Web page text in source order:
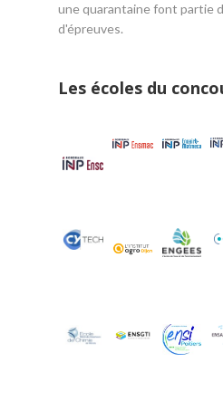
une quarantaine font partie
d'épreuves.
Les écoles du